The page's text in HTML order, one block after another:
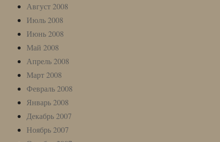
Август 2008
Июль 2008
Июнь 2008
Май 2008
Апрель 2008
Март 2008
Февраль 2008
Январь 2008
Декабрь 2007
Ноябрь 2007